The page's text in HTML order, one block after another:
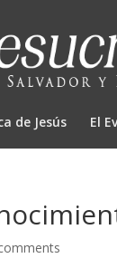
de Jesús El